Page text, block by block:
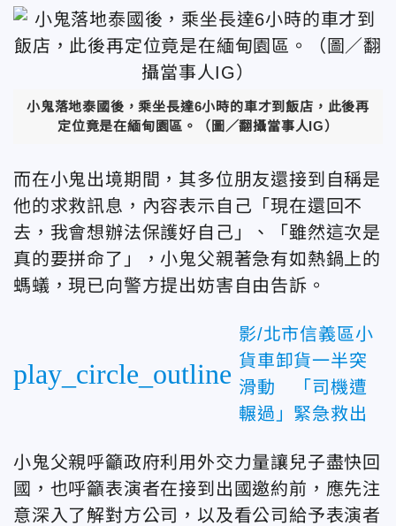
小鬼落地泰國後，乘坐長達6小時的車才到飯店，此後再
定位竟是在緬甸園區。（圖／翻攝當事人IG）
而在小鬼出境期間，其多位朋友還接到自稱是
他的求救訊息，內容表示自己「現在還回不
去，我會想辦法保護好自己」、「雖然這次是
真的要拼命了」，小鬼父親著急有如熱鍋上的
螞蟻，現已向警方提出妨害自由告訴。
play_circle_outline
影/北市信義區小
貨車卸貨一半突
滑動 「司機遭
輾過」緊急救出
小鬼父親呼籲政府利用外交力量讓兒子盡快回
國，也呼籲表演者在接到出國邀約前，應先注
意深入了解對方公司，以及看公司給予表演者